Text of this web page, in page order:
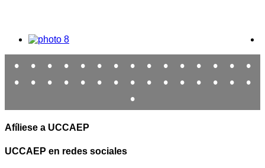
• • • • • • • • • • • • • •
•
•
• • • • • • • • • • • • •
•
•
Afíliese a UCCAEP
UCCAEP en redes sociales